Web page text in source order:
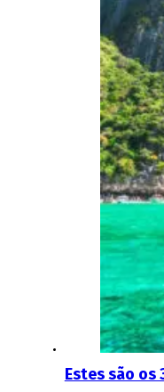
Estes são os